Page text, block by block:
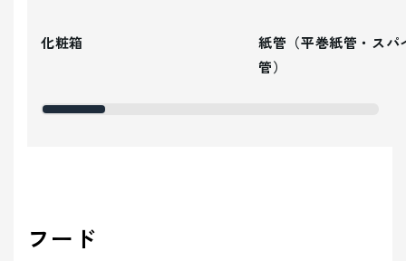
化粧箱
紙管（平巻紙管・スパ
管）
フード